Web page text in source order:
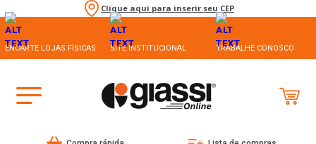
Clique aqui para inserir seu CEP
ENCARTE LOJAS FÍSICAS SITE INSTITUCIONAL TRABALHE CONOSCO